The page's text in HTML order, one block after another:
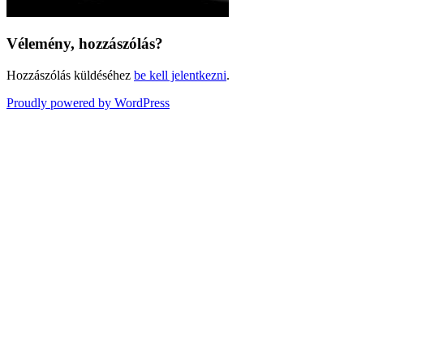
Vélemény, hozzászólás?
Hozzászólás küldéséhez be kell jelentkezni.
Proudly powered by WordPress